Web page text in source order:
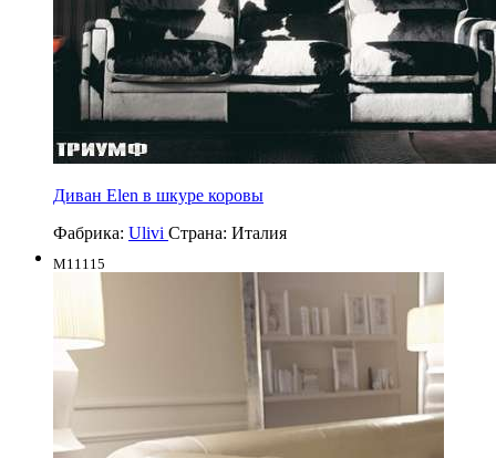
Диван Elen в шкуре коровы
Фабрика: Ulivi Страна: Италия
M11115